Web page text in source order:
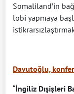
Somaliland’in
lobi yapmaya
Davutoğlu,
“İngiliz Dışişleri